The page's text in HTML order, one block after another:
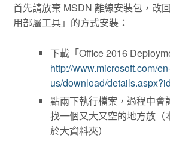
首先請放棄 MSDN 離線安裝包，改
用部屬工具」的方式安裝：
下載「Office 2016
http://www.microsoft.com/
us/download/
點兩下執行檔案，過程中會
找一個又大又空的地方放（
於大資料夾）